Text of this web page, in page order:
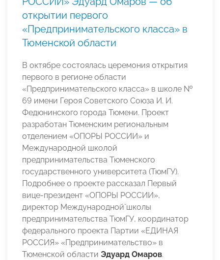
открытии первого
«Предпринимательского класса» в
Тюменской области
В октябре состоялась церемония открытия
первого в регионе области
«Предпринимательского класса» в школе №
69 имени Героя Советского Союза И. И.
Федюнинского города Тюмени. Проект
разработан Тюменским региональным
отделением «ОПОРЫ РОССИИ» и
Международной школой
предпринимательства Тюменского
государственного университета (ТюмГУ).
Подробнее о проекте рассказал Первый
вице-президент «ОПОРЫ РОССИИ»,
директор Международной̆ школы
предпринимательства ТюмГУ, координатор
федерального проекта Партии «ЕДИНАЯ
РОССИЯ» «Предпринимательство» в
Тюменской области Эдуард Омаров.